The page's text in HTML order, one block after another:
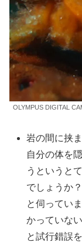
OLYMPUS DIGITAL
岩の間に挟
自分の体を
うというと
でしょうか
と伺ってい
かっていな
と試行錯誤